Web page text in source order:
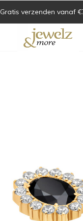
Gratis verzenden vanaf